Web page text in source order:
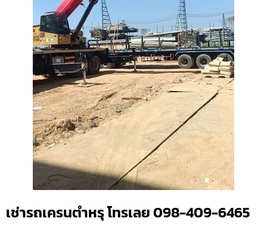
เช่ารถเครนตำหรุ โทรเลย 098-409-6465